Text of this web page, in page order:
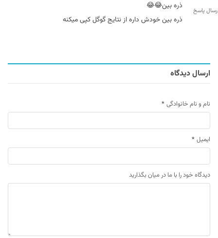
ذره بین😂😂
ذره بین خودش داره از نتایج گوگل کپی میکنه
پاسخ
ارسال دیدگاه
نام و نام خانوادگی *
ایمیل *
دیدگاه خود را با ما در میان بگذارید